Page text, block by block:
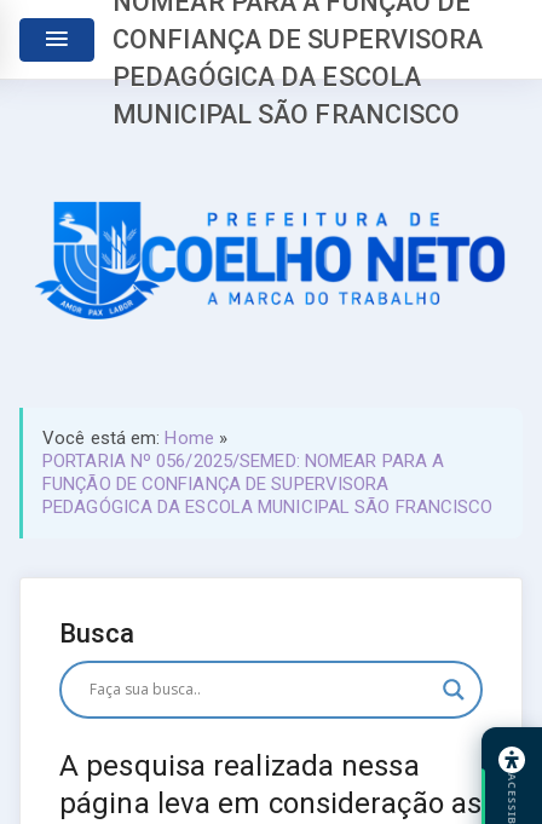
CONFIANÇA DE SUPERVISORA
PEDAGÓGICA DA ESCOLA
MUNICIPAL SÃO FRANCISCO
Você está em:Home »
PORTARIA Nº 056/2025/SEMED: NOMEAR PARA A
FUNÇÃO DE CONFIANÇA DE SUPERVISORA
PEDAGÓGICA DA ESCOLA MUNICIPAL SÃO FRANCISCO
Busca
A pesquisa realizada nessa
página leva em consideração as